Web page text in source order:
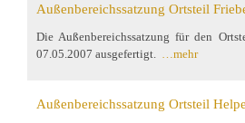
Außenbereichssatzung Ortsteil
Die Außenbereichssatzung für den
07.05.2007 ausgefertigt. …mehr
Außenbereichssatzung Ortsteil